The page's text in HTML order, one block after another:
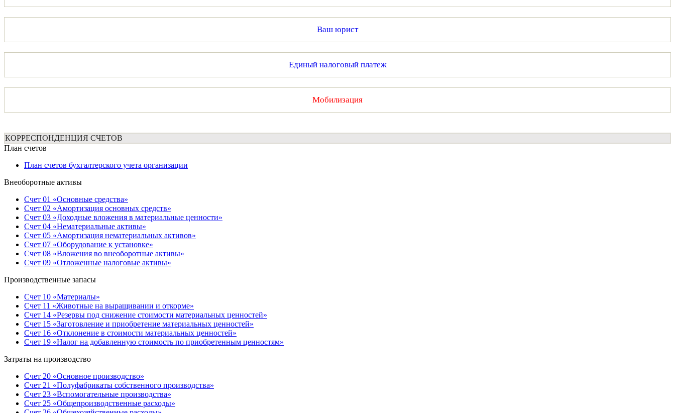
Ваш юрист
Единый налоговый платеж
Мобилизация
КОРРЕСПОНДЕНЦИЯ СЧЕТОВ
План счетов
План счетов бухгалтерского учета организации
Внеоборотные активы
Счет 01 «Основные средства»
Счет 02 «Амортизация основных средств»
Счет 03 «Доходные вложения в материальные ценности»
Счет 04 «Нематериальные активы»
Счет 05 «Амортизация нематериальных активов»
Счет 07 «Оборудование к установке»
Счет 08 «Вложения во внеоборотные активы»
Счет 09 «Отложенные налоговые активы»
Производственные запасы
Счет 10 «Материалы»
Счет 11 «Животные на выращивании и откорме»
Счет 14 «Резервы под снижение стоимости материальных ценностей»
Счет 15 «Заготовление и приобретение материальных ценностей»
Счет 16 «Отклонение в стоимости материальных ценностей»
Счет 19 «Налог на добавленную стоимость по приобретенным ценностям»
Затраты на производство
Счет 20 «Основное производство»
Счет 21 «Полуфабрикаты собственного производства»
Счет 23 «Вспомогательные производства»
Счет 25 «Общепроизводственные расходы»